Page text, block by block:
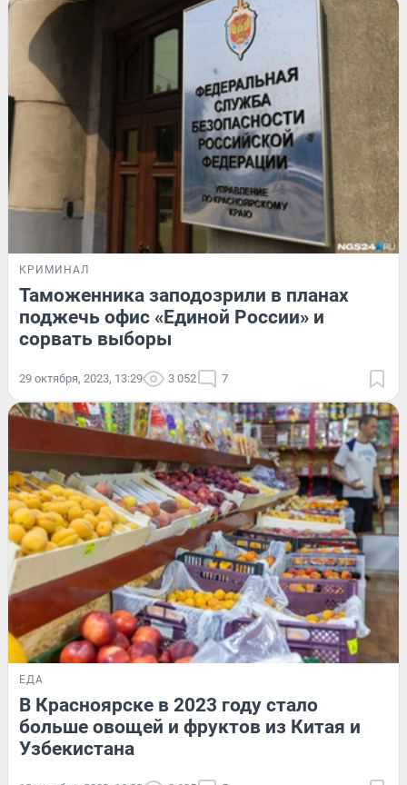
КРИМИНАЛ
Таможенника заподозрили в планах
поджечь офис «Единой России» и
сорвать выборы
29 октября, 2023, 13:29 3 052 7
ЕДА
В Красноярске в 2023 году стало
больше овощей и фруктов из Китая и
Узбекистана